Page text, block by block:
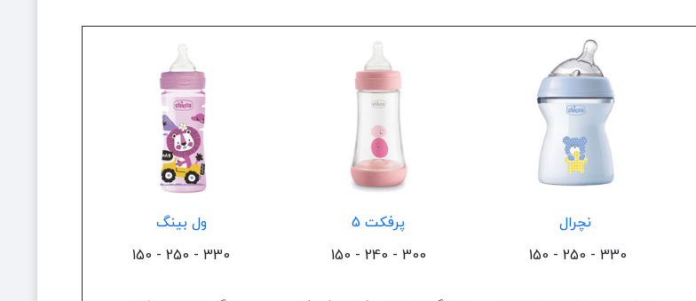
نچرال پرفکت 5
ول بینگ
330 - 250 - 150
300 - 240 - 150
330 - 250 - 150